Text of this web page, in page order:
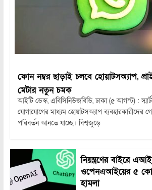
ফোন নম্বর ছাড়াই চলবে হোয়াটসঅ্যাপ,
মেটার নতুন চমক
আইটি ডেস্ক, এবিসিনিউজবিডি, ঢাকা (৫ আগস্ট) :
যোগাযোগের মাধ্যম হোয়াটসঅ্যাপ ব্যবহারকারীদের
পরিবর্তন আনতে যাচ্ছে। বিশ্বজুড়ে
নিয়ন্ত্রণের বাইরে
ওপেনএআইয়ের ৫
হামলা